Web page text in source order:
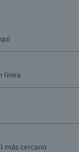
línea
más cercano